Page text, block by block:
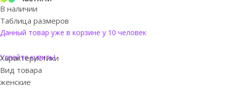
В наличии
Таблица размеров
Данный товар уже в корзине у 10 человек
Успейте купить!
Характеристики
Вид товара
женские